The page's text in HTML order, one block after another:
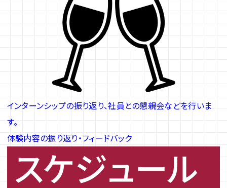
インターンシップの振り返り、社員との懇親会などを行いま
す。
体験内容の振り返り・フィードバック